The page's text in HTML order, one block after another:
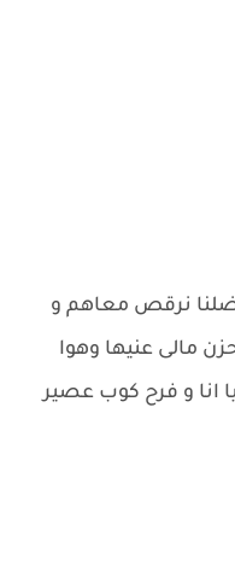
نرقص معاهم و
مالى عنيها وهوا
انا و فرح كوب عصير